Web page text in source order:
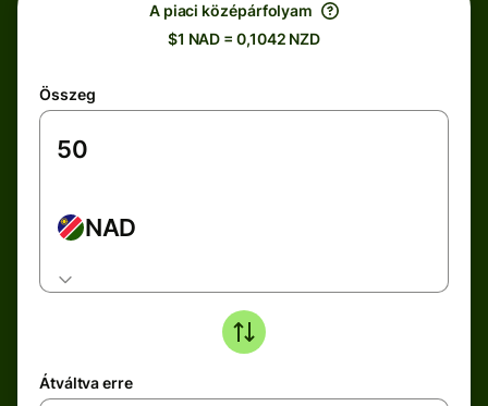
A piaci középárfolyam
$1 NAD = 0,1042 NZD
Összeg
NAD
Átváltva erre